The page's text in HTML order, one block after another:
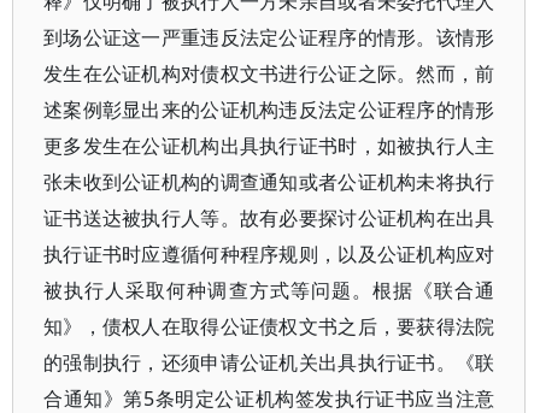
到场公证这一严重违反法定公证程序的情形。该情形
发生在公证机构对债权文书进行公证之际。然而，前
述案例彰显出来的公证机构违反法定公证程序的情形
更多发生在公证机构出具执行证书时，如被执行人主
张未收到公证机构的调查通知或者公证机构未将执行
证书送达被执行人等。故有必要探讨公证机构在出具
执行证书时应遵循何种程序规则，以及公证机构应对
被执行人采取何种调查方式等问题。根据《联合通
知》，债权人在取得公证债权文书之后，要获得法院
的强制执行，还须申请公证机关出具执行证书。《联
合通知》第5条明定公证机构签发执行证书应当注意